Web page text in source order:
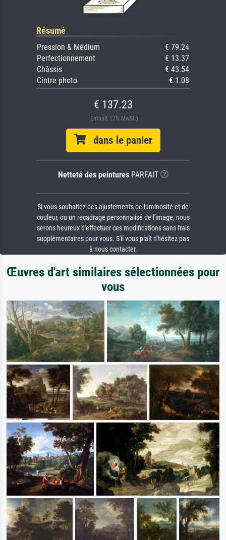
Résumé
Pression & Médium
€ 79.24
Perfectionnement
€ 13.37
Châssis
€ 43.54
Cintre photo
€ 1.08
€ 137.23
(Enthält 17% MwSt.)
dans le panier
Netteté des peinturesPARFAIT
Si vous souhaitez des ajustements de luminosité et de
couleur, ou un recadrage personnalisé de l'image, nous
serons heureux d'effectuer ces modifications sans frais
supplémentaires pour vous. S'il vous plaît n'hésitez pas
à nous contacter.
Œuvres d'art similaires sélectionnées pour
vous